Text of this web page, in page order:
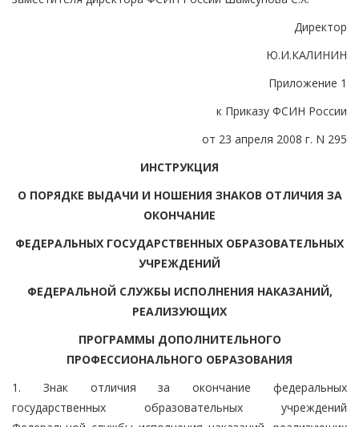
Директор
Ю.И.КАЛИНИН
Приложение 1
к Приказу ФСИН России
от 23 апреля 2008 г. N 295
ИНСТРУКЦИЯ
О ПОРЯДКЕ ВЫДАЧИ И НОШЕНИЯ ЗНАКОВ ОТЛИЧИЯ ЗА
ОКОНЧАНИЕ
ФЕДЕРАЛЬНЫХ ГОСУДАРСТВЕННЫХ ОБРАЗОВАТЕЛЬНЫХ
УЧРЕЖДЕНИЙ
ФЕДЕРАЛЬНОЙ СЛУЖБЫ ИСПОЛНЕНИЯ НАКАЗАНИЙ,
РЕАЛИЗУЮЩИХ
ПРОГРАММЫ ДОПОЛНИТЕЛЬНОГО
ПРОФЕССИОНАЛЬНОГО ОБРАЗОВАНИЯ
1. Знак отличия за окончание федеральных
государственных образовательных учреждений